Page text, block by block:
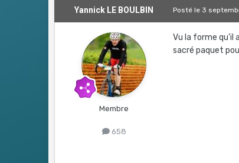
Yannick LE BOULBIN
Membre
658
Postéle 3
Vu la forme qu'il
sacré paquet